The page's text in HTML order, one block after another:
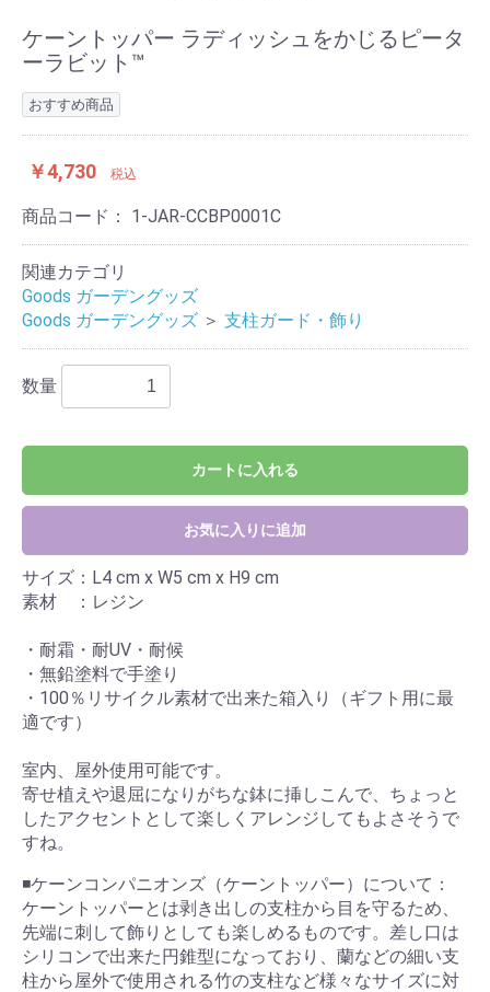
ケーントッパー ラディッシュをかじるピータ
ーラビット™
おすすめ商品
￥4,730 税込
商品コード： 1-JAR-CCBP0001C
関連カテゴリ
Goods ガーデングッズ
Goods ガーデングッズ ＞ 支柱ガード・飾り
数量
カートに入れる
お気に入りに追加
サイズ：L4 cm x W5 cm x H9 cm
素材 ：レジン
・耐霜・耐UV・耐候
・無鉛塗料で手塗り
・100％リサイクル素材で出来た箱入り（ギフト用に最
適です）
室内、屋外使用可能です。
寄せ植えや退屈になりがちな鉢に挿しこんで、ちょっと
したアクセントとして楽しくアレンジしてもよさそうで
すね。
◾️ケーンコンパニオンズ（ケーントッパー）について：
ケーントッパーとは剥き出しの支柱から目を守るため、
先端に刺して飾りとしても楽しめるものです。差し口は
シリコンで出来た円錐型になっており、蘭などの細い支
柱から屋外で使用される竹の支柱など様々なサイズに対